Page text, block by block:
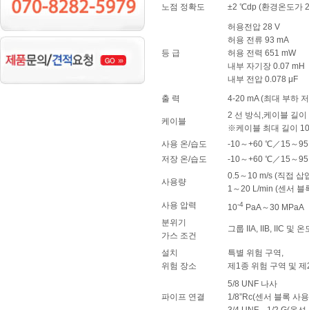
노점 정확도
±2 ℃dp (환경온도가
등 급
허용전압 28 V
허용 전류 93 mA
허용 전력 651 mW
내부 자기장 0.07 mH
내부 전압 0.078 μ F
출 력
4-20 mA (최대 부하
케이블
2 선 방식,케이블 길이
※케이블 최대 길이
사용 온/습도
-10～+60 ℃／15～
저장 온/습도
-10～+60 ℃／15～
사용량
0.5～10 m/s (직접 삽
1～20 L/min (센서 블
사용 압력
10-4 PaA～30 MPaA
분위기
가스 조건
그룹 IIA, IIB, IIC 및
설치
위험 장소
특별 위험 구역,
제1종 위험 구역 및
파이프 연결
5/8 UNF 나사
1/8”Rc(센서 블록 사